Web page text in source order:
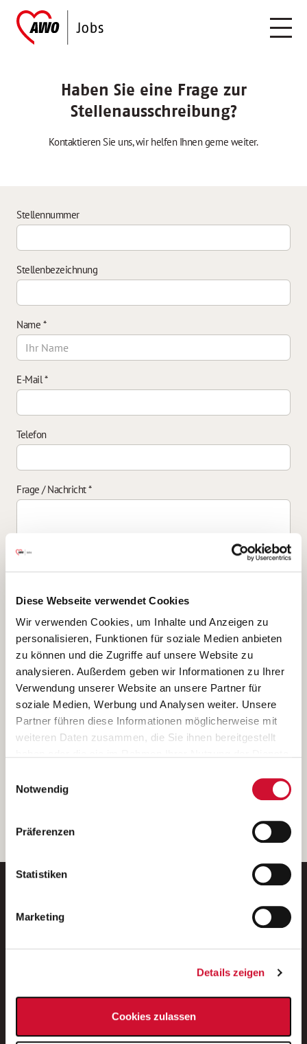
Diese Webseite verwendet Cookies
Wir verwenden Cookies, um Inhalte und Anzeigen zu
personalisieren, Funktionen für soziale Medien anbieten
zu können und die Zugriffe auf unsere Website zu
analysieren. Außerdem geben wir Informationen zu Ihrer
Verwendung unserer Website an unsere Partner für
soziale Medien, Werbung und Analysen weiter. Unsere
Partner führen diese Informationen möglicherweise mit
weiteren Daten zusammen, die Sie ihnen bereitgestellt
Wenn Sie auf „Cookies zulassen“ klicken, so stimmen
Sie der Speicherung sämtlicher Cookies zu. Sie können
Ihre Einwilligung selbstverständlich jederzeit widerrufen,
indem Sie die Cookie-Einstellungen aufrufen und diese
unserer
Notwendig
Präferenzen
Statistiken
Marketing
Details zeigen
Cookies zulassen
Haben Sie eine Frage zur
Stellenausschreibung?
Kontaktieren Sie uns, wir helfen Ihnen gerne weiter.
Stellennummer
Stellenbezeichnung
Name *
E-Mail*
Telefon
Frage / Nachricht*
Ich bin damit einverstanden, dass meine personenbezogenen Daten
ausschließlich zum Zweck der Durchführung der Kontaktanfrage
verarbeitet, auf IT- Systemen der Garitz Bewirtschaftungsbetriebe
GmbH, Heinrich-von-Kleist-Straße 2, 97688 Bad Kissingen
(Betreiber) gespeichert und an die für das Stellenangebot
verantwortliche Stelle zur Kontaktaufnahme weitergegeben
werden.
Diese Einwilligungserklärung kann ich jederzeit gegenüber dem
Weitere Details können Sie der
entnehmen.
E-Mail-Adresse eintragen